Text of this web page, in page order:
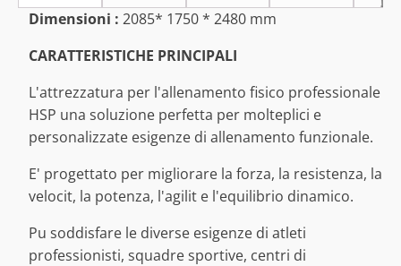
Dimensioni : 2085* 1750 * 2480 mm
CARATTERISTICHE PRINCIPALI
L'attrezzatura per l'allenamento fisico professionale
HSP una soluzione perfetta per molteplici e
personalizzate esigenze di allenamento funzionale.
E' progettato per migliorare la forza, la resistenza, la
velocit, la potenza, l'agilit e l'equilibrio dinamico.
Pu soddisfare le diverse esigenze di atleti
professionisti, squadre sportive, centri di